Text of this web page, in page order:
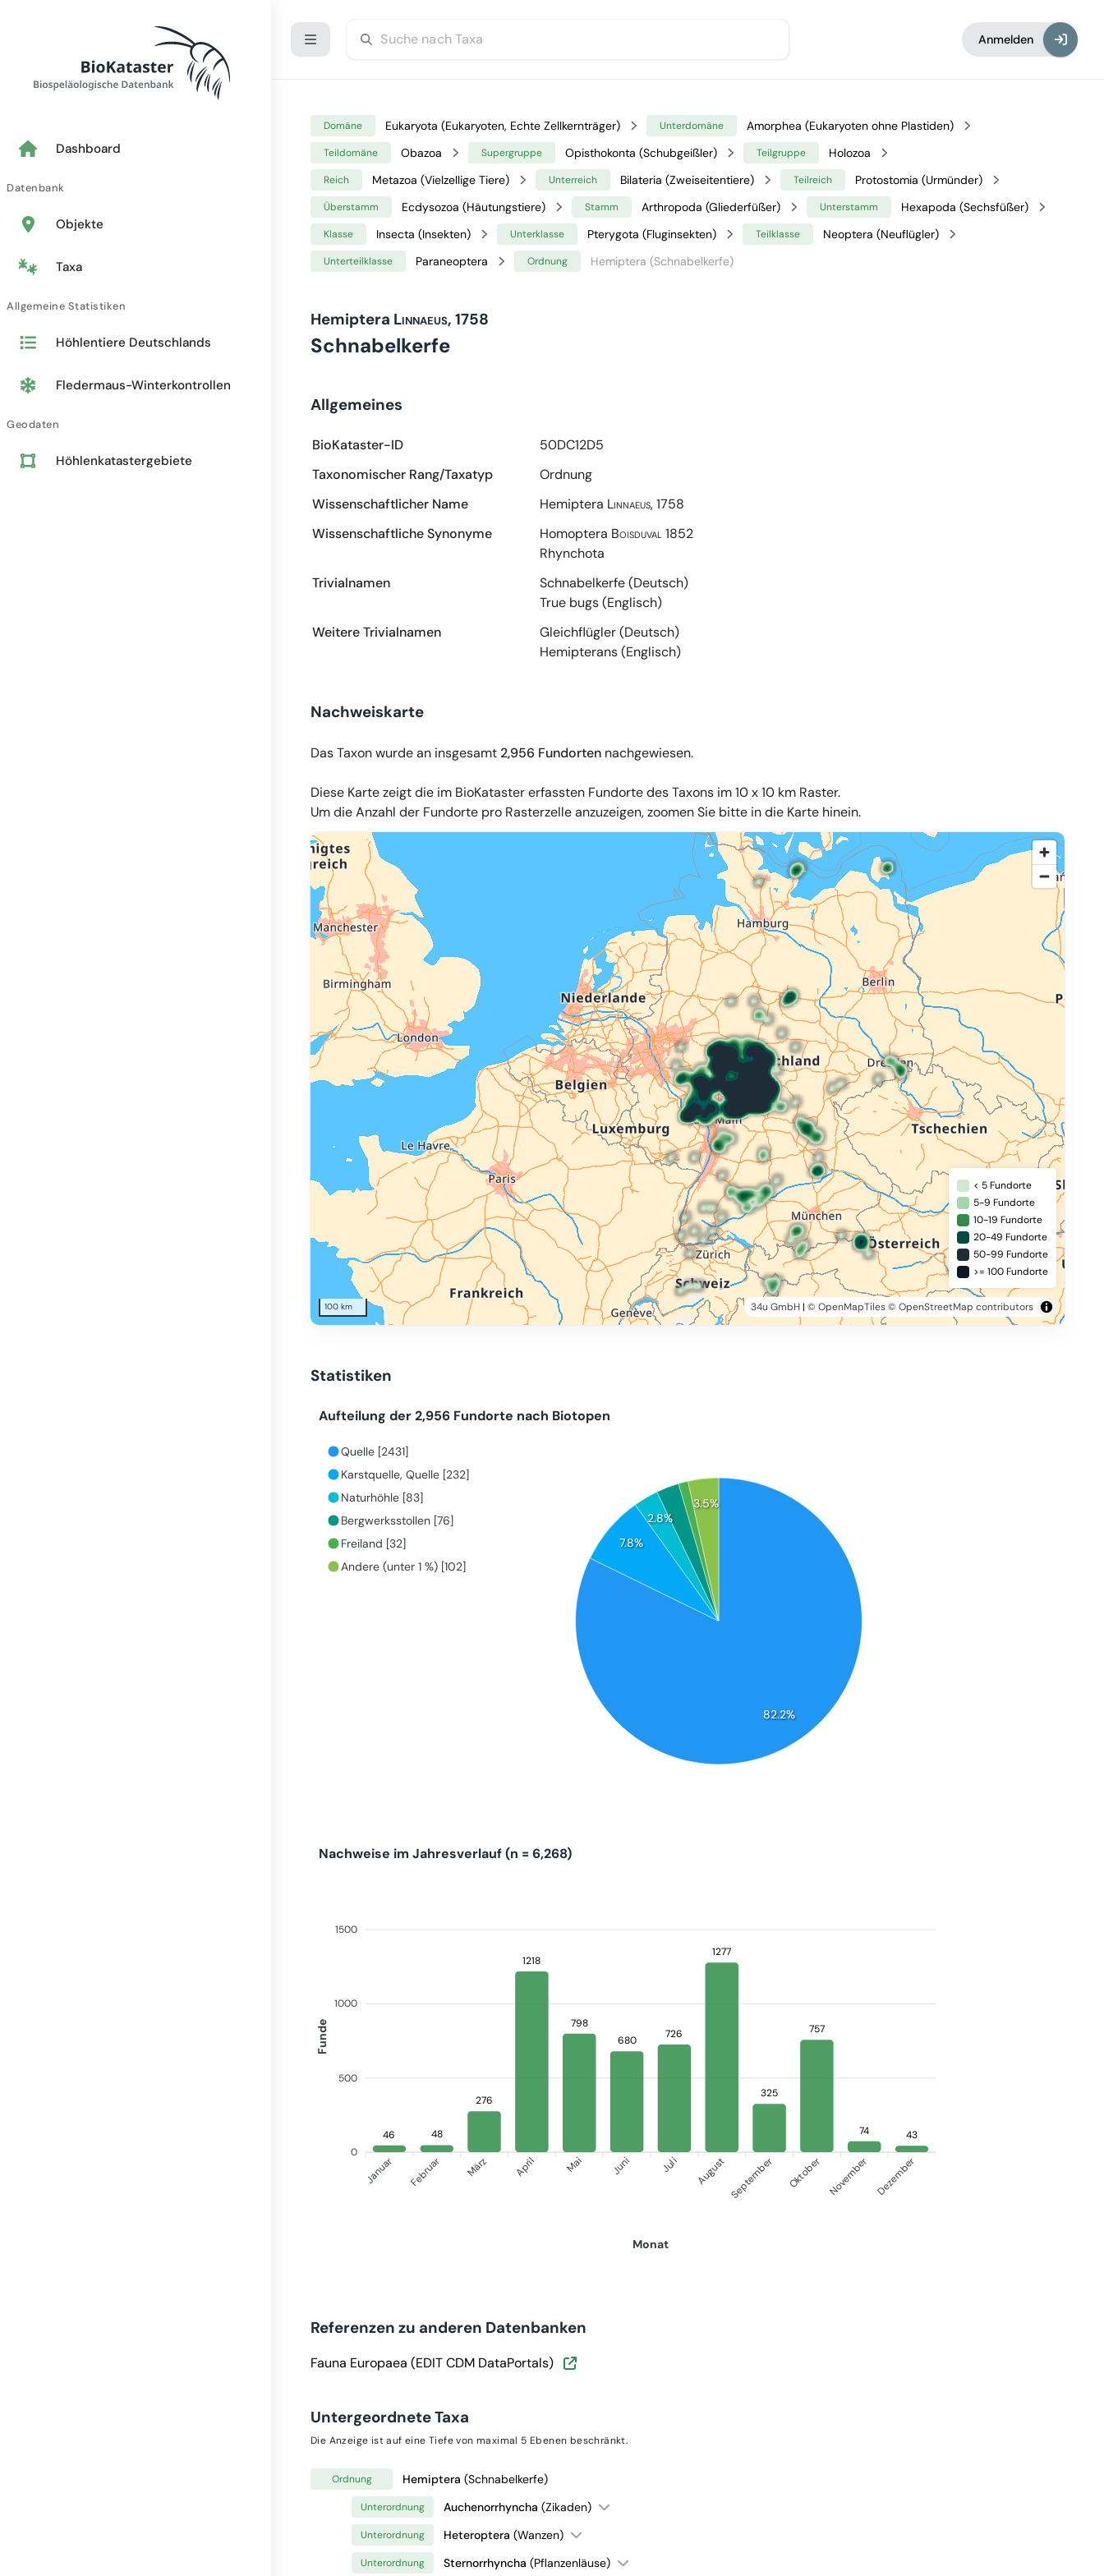
Dashboard
Datenbank
Objekte
Taxa
Allgemeine Statistiken
Höhlentiere Deutschlands
Fledermaus-Winterkontrollen
Geodaten
Höhlenkatastergebiete
Anmelden
Domäne Eukaryota (Eukaryoten, Echte Zellkernträger) Unterdomäne Amorphea (Eukaryoten ohne Plastiden)
Teildomäne Obazoa Supergruppe Opisthokonta (Schubgeißler) Teilgruppe Holozoa
Reich Metazoa (Vielzellige Tiere) Unterreich Bilateria (Zweiseitentiere) Teilreich Protostomia (Urmünder)
Überstamm Ecdysozoa (Häutungstiere) Stamm Arthropoda (Gliederfüßer) Unterstamm Hexapoda (Sechsfüßer)
Klasse Insecta (Insekten) Unterklasse Pterygota (Fluginsekten) Teilklasse Neoptera (Neuflügler)
Unterteilklasse Paraneoptera Ordnung Hemiptera (Schnabelkerfe)
Hemiptera Linnaeus, 1758
Schnabelkerfe
Allgemeines
BioKataster-ID
50DC12D5
Taxonomischer Rang/Taxatyp
Ordnung
Wissenschaftlicher Name
Hemiptera Linnaeus, 1758
Wissenschaftliche Synonyme
Homoptera Boisduval 1852
Rhynchota
Trivialnamen
Schnabelkerfe (Deutsch)
True bugs (Englisch)
Weitere Trivialnamen
Gleichflügler (Deutsch)
Hemipterans (Englisch)
Nachweiskarte
Das Taxon wurde an insgesamt 2,956 Fundorten nachgewiesen.
Diese Karte zeigt die im BioKataster erfassten Fundorte des Taxons im 10 x 10 km Raster.
Um die Anzahl der Fundorte pro Rasterzelle anzuzeigen, zoomen Sie bitte in die Karte hinein.
© OpenMapTiles
100 km 34u GmbH| © OpenMapTiles© OpenStreetMap contributors
< 5 Fundorte
5-9 Fundorte
10-19 Fundorte
20-49 Fundorte
50-99 Fundorte
>= 100 Fundorte
Statistiken
82.2%
7.8%
2.8%
3.5%
Aufteilung der 2,956 Fundorte nach Biotopen
Quelle [2431]
Karstquelle, Quelle [232]
Naturhöhle [83]
Bergwerksstollen [76]
Freiland [32]
Andere (unter 1 %) [102]
Nachweise im Jahresverlauf (n = 6,268)
1500
1000
500
0
Funde
46 48
276
1218
798
680
726
1277
325
757
74 43
Januar Februar März April Mai Juni Juli August September Oktober November Dezember
Monat
Referenzen zu anderen Datenbanken
Fauna Europaea (EDIT CDM DataPortals)
Untergeordnete Taxa
Die Anzeige ist auf eine Tiefe von maximal 5 Ebenen beschränkt.
Ordnung Hemiptera (Schnabelkerfe)
Unterordnung Auchenorrhyncha (Zikaden)
Unterordnung Heteroptera (Wanzen)
Unterordnung Sternorrhyncha (Pflanzenläuse)